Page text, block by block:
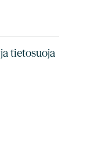
tietosuoja